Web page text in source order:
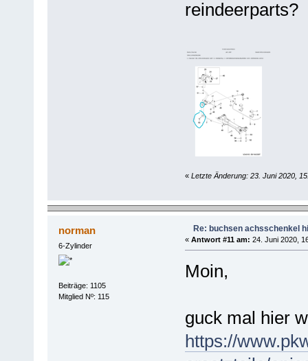
reindeerparts?
« Letzte Änderung: 23. Juni 2020,
norman
6-Zylinder
Beiträge: 1105
Mitglied Nº: 115
Re: buchsen achsschenkel
« Antwort #11 am: 24. Juni 2020,
Moin,
guck mal hier
https://